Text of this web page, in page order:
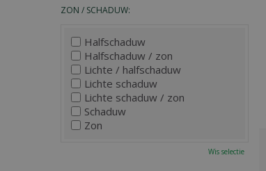
ZON / SCHADUW:
Halfschaduw
Halfschaduw / zon
Lichte / halfschaduw
Lichte schaduw
Lichte schaduw / zon
Schaduw
Zon
Wis selectie